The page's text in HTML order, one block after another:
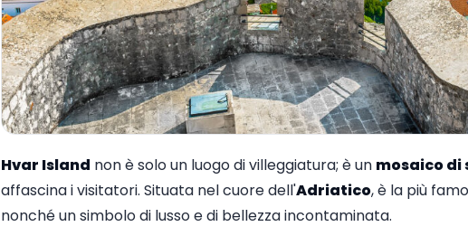
Hvar Island non è solo un luogo di villeggiatura; è un mosaico di
affascina i visitatori. Situata nel cuore dell'Adriatico, è la più
nonché un simbolo di lusso e di bellezza incontaminata.